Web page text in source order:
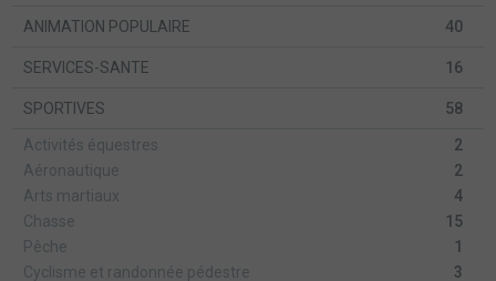
ANIMATION POPULAIRE 40
SERVICES-SANTE 16
SPORTIVES 58
Activités équestres
2
Aéronautique
2
Arts martiaux
4
Chasse
15
Pêche
1
Cyclisme et randonnée pédestre
3